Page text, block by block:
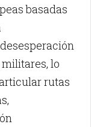
basadas
lo
rutas